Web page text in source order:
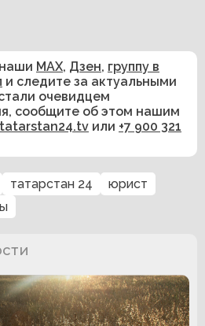
MAX, Дзен, группу в
и следите за актуальными
очевидцем
сообщите об этом нашим
или +7 900 321
татарстан 24
юрист